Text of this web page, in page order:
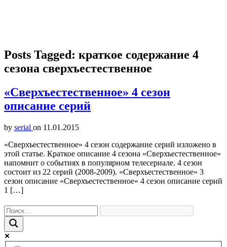
Posts Tagged: краткое содержание 4
сезона сверхъестественное
«Сверхъестественное» 4 сезон
описание серий
by serial on 11.01.2015
«Сверхъестественное» 4 сезон содержание серий изложено в
этой статье. Краткое описание 4 сезона «Сверхъестественное»
напомнит о событиях в популярном телесериале. 4 сезон
состоит из 22 серий (2008-2009). «Сверхъестественное» 3
сезон описание «Сверхъестественное» 4 сезон описание серий
1 […]